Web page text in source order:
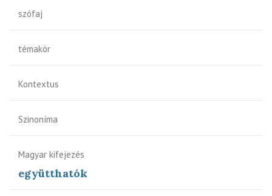
szófaj
témakör
Kontextus
Szinoníma
Magyar kifejezés
együtthatók